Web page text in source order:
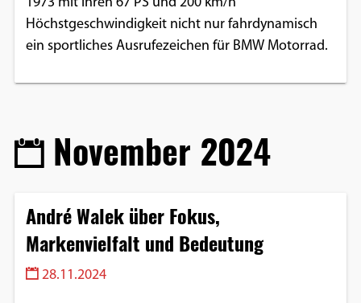
1973 mit ihren 67 PS und 200 km/h
Höchstgeschwindigkeit nicht nur fahrdynamisch
ein sportliches Ausrufezeichen für BMW Motorrad.
November 2024
André Walek über Fokus,
Markenvielfalt und Bedeutung
28.11.2024